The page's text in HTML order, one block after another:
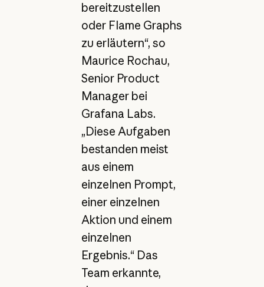
bereitzustellen
oder Flame Graphs
zu erläutern“, so
Maurice Rochau,
Senior Product
Manager bei
Grafana Labs.
„Diese Aufgaben
bestanden meist
aus einem
einzelnen Prompt,
einer einzelnen
Aktion und einem
einzelnen
Ergebnis.“ Das
Team erkannte,